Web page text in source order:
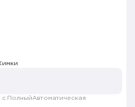
ПолныйАвтоматическая